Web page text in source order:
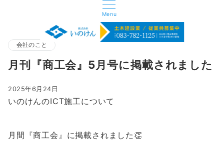
Menu
会社のこと
月刊『商工会』5月号に掲載されました
2025年6月24日
いのけんのICT施工について
月間『商工会』に掲載されました👏